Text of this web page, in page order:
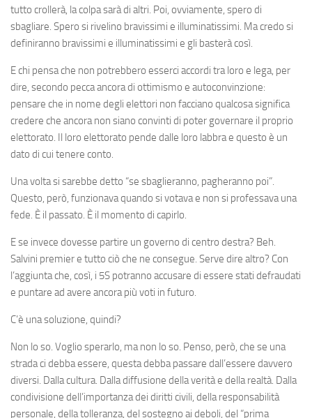
tutto crollerà, la colpa sarà di altri. Poi, ovviamente, spero di
sbagliare. Spero si rivelino bravissimi e illuminatissimi. Ma credo si
definiranno bravissimi e illuminatissimi e gli basterà così.
E chi pensa che non potrebbero esserci accordi tra loro e lega, per
dire, secondo pecca ancora di ottimismo e autoconvinzione:
pensare che in nome degli elettori non facciano qualcosa significa
credere che ancora non siano convinti di poter governare il proprio
elettorato. Il loro elettorato pende dalle loro labbra e questo è un
dato di cui tenere conto.
Una volta si sarebbe detto “se sbaglieranno, pagheranno poi”.
Questo, però, funzionava quando si votava e non si professava una
fede. È il passato. È il momento di capirlo.
E se invece dovesse partire un governo di centro destra? Beh.
Salvini premier e tutto ciò che ne consegue. Serve dire altro? Con
l’aggiunta che, così, i 5S potranno accusare di essere stati defraudati
e puntare ad avere ancora più voti in futuro.
C’è una soluzione, quindi?
Non lo so. Voglio sperarlo, ma non lo so. Penso, però, che se una
strada ci debba essere, questa debba passare dall’essere davvero
diversi. Dalla cultura. Dalla diffusione della verità e della realtà. Dalla
condivisione dell’importanza dei diritti civili, della responsabilità
personale, della tolleranza, del sostegno ai deboli, del “prima